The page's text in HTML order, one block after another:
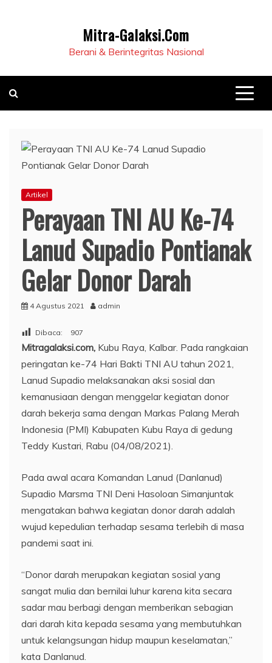
Mitra-Galaksi.Com
Berani & Berintegritas Nasional
Artikel
Perayaan TNI AU Ke-74
Lanud Supadio Pontianak
Gelar Donor Darah
4 Agustus 2021 admin
Dibaca: 907
Mitragalaksi.com, Kubu Raya, Kalbar. Pada rangkaian
peringatan ke-74 Hari Bakti TNI AU tahun 2021,
Lanud Supadio melaksanakan aksi sosial dan
kemanusiaan dengan menggelar kegiatan donor
darah bekerja sama dengan Markas Palang Merah
Indonesia (PMI) Kabupaten Kubu Raya di gedung
Teddy Kustari, Rabu (04/08/2021).
Pada awal acara Komandan Lanud (Danlanud)
Supadio Marsma TNI Deni Hasoloan Simanjuntak
mengatakan bahwa kegiatan donor darah adalah
wujud kepedulian terhadap sesama terlebih di masa
pandemi saat ini.
“Donor darah merupakan kegiatan sosial yang
sangat mulia dan bernilai luhur karena kita secara
sadar mau berbagi dengan memberikan sebagian
dari darah kita kepada sesama yang membutuhkan
untuk kelangsungan hidup maupun keselamatan,”
kata Danlanud.